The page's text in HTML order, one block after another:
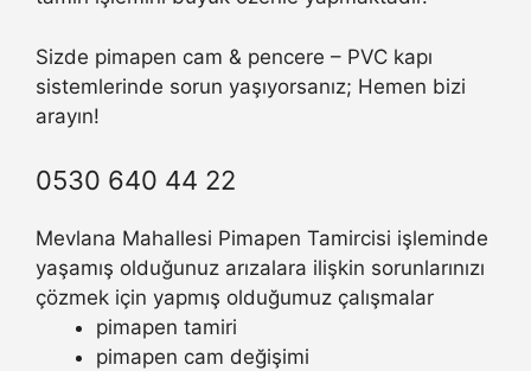
Sizde pimapen cam & pencere – PVC kapı
sistemlerinde sorun yaşıyorsanız; Hemen bizi
arayın!
0530 640 44 22
Mevlana Mahallesi Pimapen Tamircisi işleminde
yaşamış olduğunuz arızalara ilişkin sorunlarınızı
çözmek için yapmış olduğumuz çalışmalar
pimapen tamiri
pimapen cam değişimi